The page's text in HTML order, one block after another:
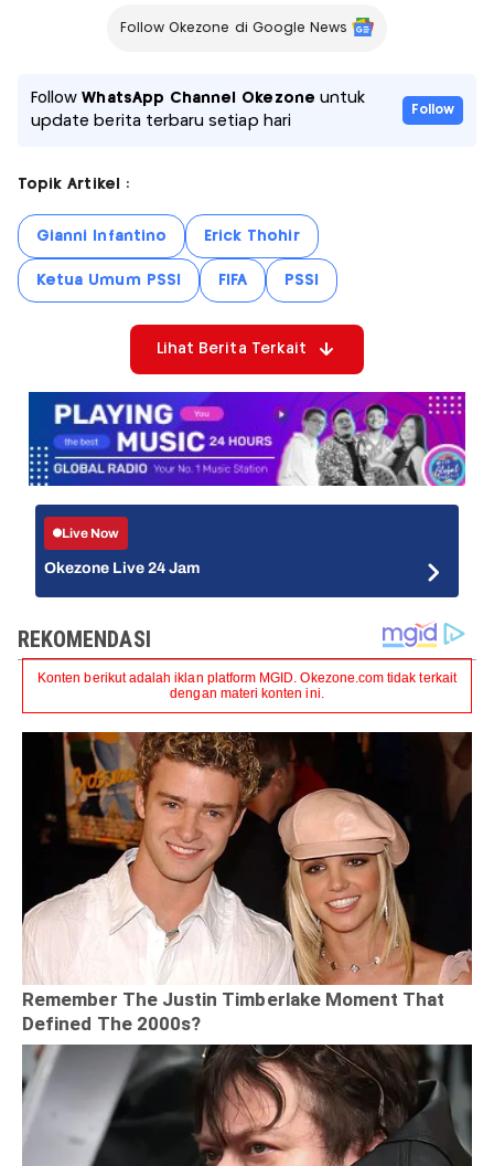
Follow Okezone di Google News
FollowWhatsApp Channel Okezone untuk
update berita terbaru setiap hari
Follow
Topik Artikel :
Gianni Infantino Erick Thohir
Ketua Umum PSSI FIFA PSSI
Lihat Berita Terkait
Live Now
Okezone Live 24 Jam